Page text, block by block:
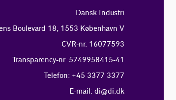
Dansk Industri
Boulevard 18, 1553 København V
CVR-nr. 16077593
Transparency-nr. 5749958415-41
Telefon: +45 3377 3377
E-mail: di@di.dk